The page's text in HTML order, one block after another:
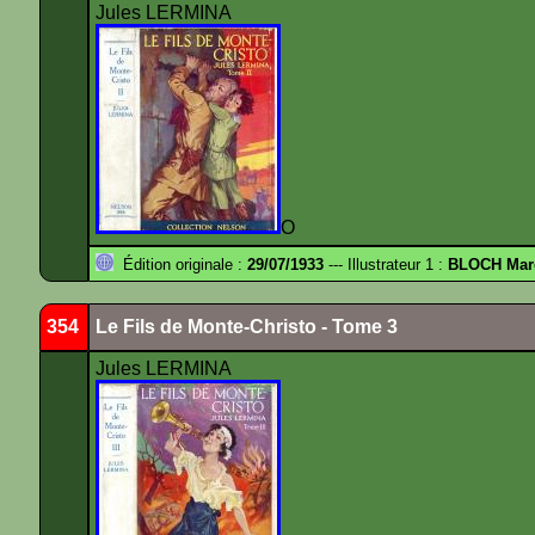
Jules LERMINA
O
Édition originale : 29/07/1933 --- Illustrateur 1 : BLOCH
354 Le Fils de Monte-Christo - Tome 3
Jules LERMINA